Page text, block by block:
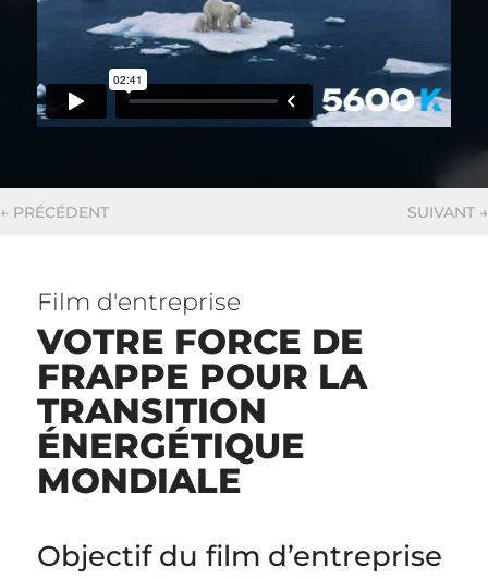
← PRÉCÉDENT SUIVANT →
Film d'entreprise
VOTRE FORCE DE
FRAPPE POUR LA
TRANSITION
ÉNERGÉTIQUE
MONDIALE
Objectif du film d’entreprise